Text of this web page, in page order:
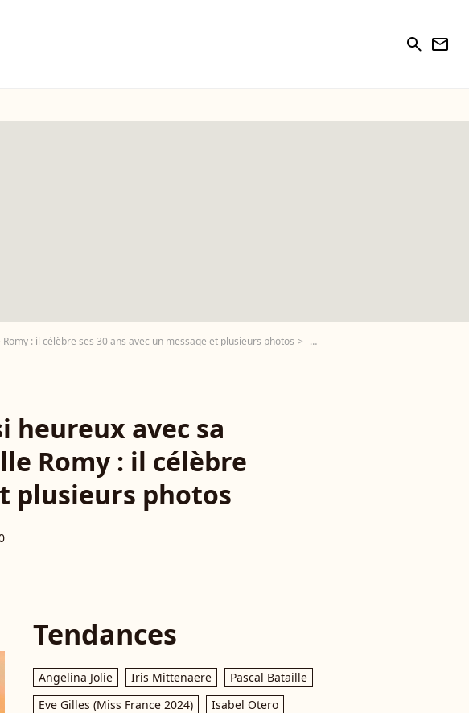
search newsletter
: il célèbre ses 30 ans avec un message et plusieurs photos Photos : Alain-Fabien Delon si
heureux avec sa
Romy : il célèbre
plusieurs photos
Tendances
Angelina Jolie Iris Mittenaere
Pascal Bataille
Eve Gilles (Miss France 2024)
Isabel Otero